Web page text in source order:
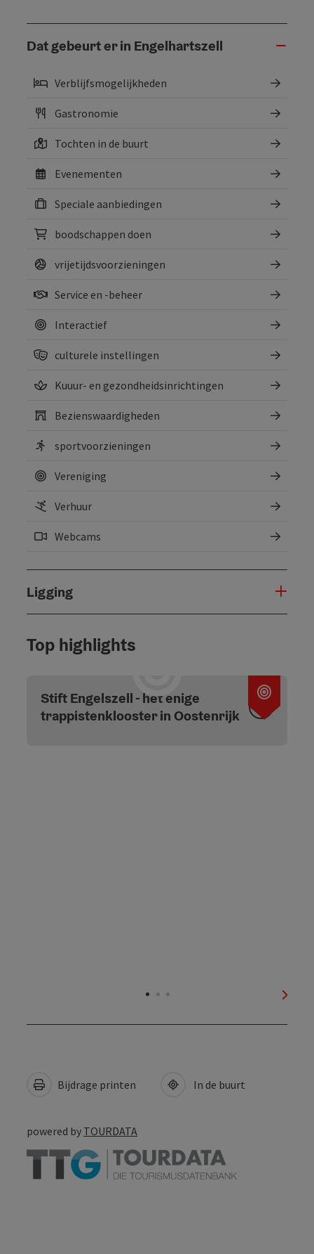
Dat gebeurt er in Engelhartszell
Verblijfsmogelijkheden
Gastronomie
Tochten in de buurt
Evenementen
Speciale aanbiedingen
boodschappen doen
vrijetijdsvoorzieningen
Service en -beheer
Interactief
culturele instellingen
Kuuur- en gezondheidsinrichtingen
Bezienswaardigheden
sportvoorzieningen
Vereniging
Verhuur
Webcams
Ligging
Top highlights
Start
Stift Engelszell - het enige
trappistenklooster in Oostenrijk
Bijdrage printen In de buurt
powered by TOURDATA